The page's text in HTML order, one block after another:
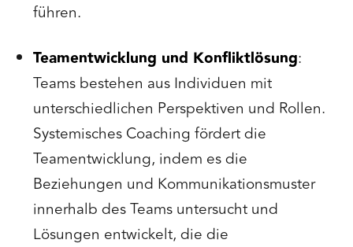
führen.
Teamentwicklung und Konfliktlösung:
Teams bestehen aus Individuen mit
unterschiedlichen Perspektiven und Rollen.
Systemisches Coaching fördert die
Teamentwicklung, indem es die
Beziehungen und Kommunikationsmuster
innerhalb des Teams untersucht und
Lösungen entwickelt, die die